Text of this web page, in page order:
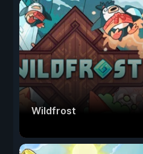
Wildfrost